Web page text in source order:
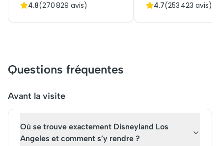
paysager combine histoire et
remarquables. Initialement
créé pour offrir un espace
aujourd'hui un lieu
visite guidée et explorez ce
trésor urbain qui attire des
4.8(270 829 avis)
inaugurée en 1971. Ce
du tourisme mondial.
4.7(253 423 avis)
Questions fréquentes
Avant la visite
Où se trouve exactement Disneyland Los
Angeles et comment s’y rendre ?